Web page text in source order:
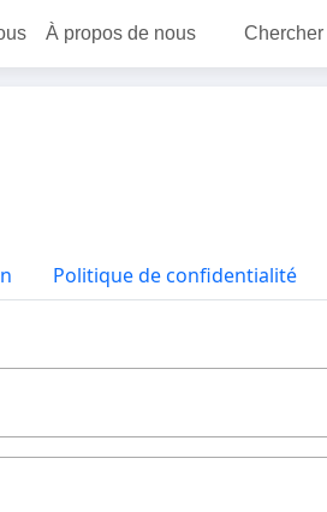
À propos de nous Chercher
Politique de confidentialité